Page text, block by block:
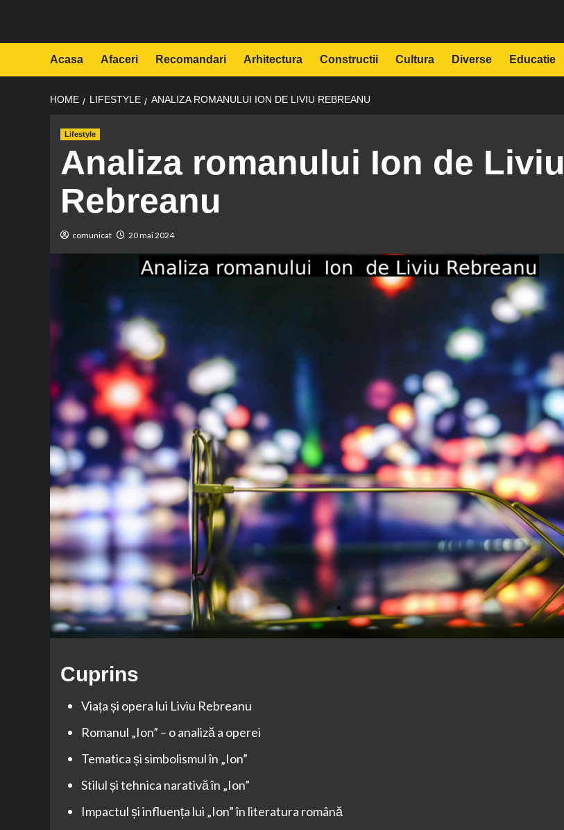
content
Acasa Afaceri Recomandari Arhitectura Constructii Cultura Diverse Educatie
HOME LIFESTYLE ANALIZA ROMANULUI ION DE LIVIU REBREANU
Lifestyle
Analiza romanului Ion de Liviu
Rebreanu
comunicat 20 mai 2024
Cuprins
Viața și opera lui Liviu Rebreanu
Romanul „Ion” – o analiză a operei
Tematica și simbolismul în „Ion”
Stilul și tehnica narativă în „Ion”
Impactul și influența lui „Ion” în literatura română